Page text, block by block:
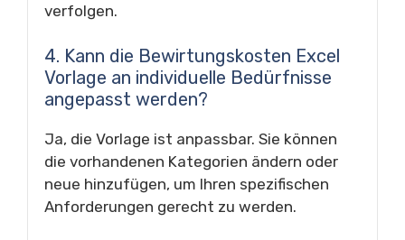
verfolgen.
4. Kann die Bewirtungskosten Excel
Vorlage an individuelle Bedürfnisse
angepasst werden?
Ja, die Vorlage ist anpassbar. Sie können
die vorhandenen Kategorien ändern oder
neue hinzufügen, um Ihren spezifischen
Anforderungen gerecht zu werden.